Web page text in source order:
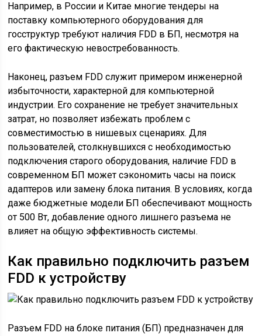
Например, в России и Китае многие тендеры на
поставку компьютерного оборудования для
госструктур требуют наличия FDD в БП, несмотря на
его фактическую невостребованность.
Наконец, разъем FDD служит примером инженерной
избыточности, характерной для компьютерной
индустрии. Его сохранение не требует значительных
затрат, но позволяет избежать проблем с
совместимостью в нишевых сценариях. Для
пользователей, столкнувшихся с необходимостью
подключения старого оборудования, наличие FDD в
современном БП может сэкономить часы на поиск
адаптеров или замену блока питания. В условиях, когда
даже бюджетные модели БП обеспечивают мощность
от 500 Вт, добавление одного лишнего разъема не
влияет на общую эффективность системы.
Как правильно подключить разъем
FDD к устройству
Разъем FDD на блоке питания (БП) предназначен для